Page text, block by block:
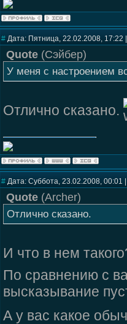
# Дата: Пятница, 22.02.2008,
Quote (Сэйбер)
У меня с настроением
Отлично сказано.
# Дата: Суббота, 23.02.2008,
Quote (Archer)
Отлично сказано.
И что в нем
По сравнению с
высказывание
А у вас какое